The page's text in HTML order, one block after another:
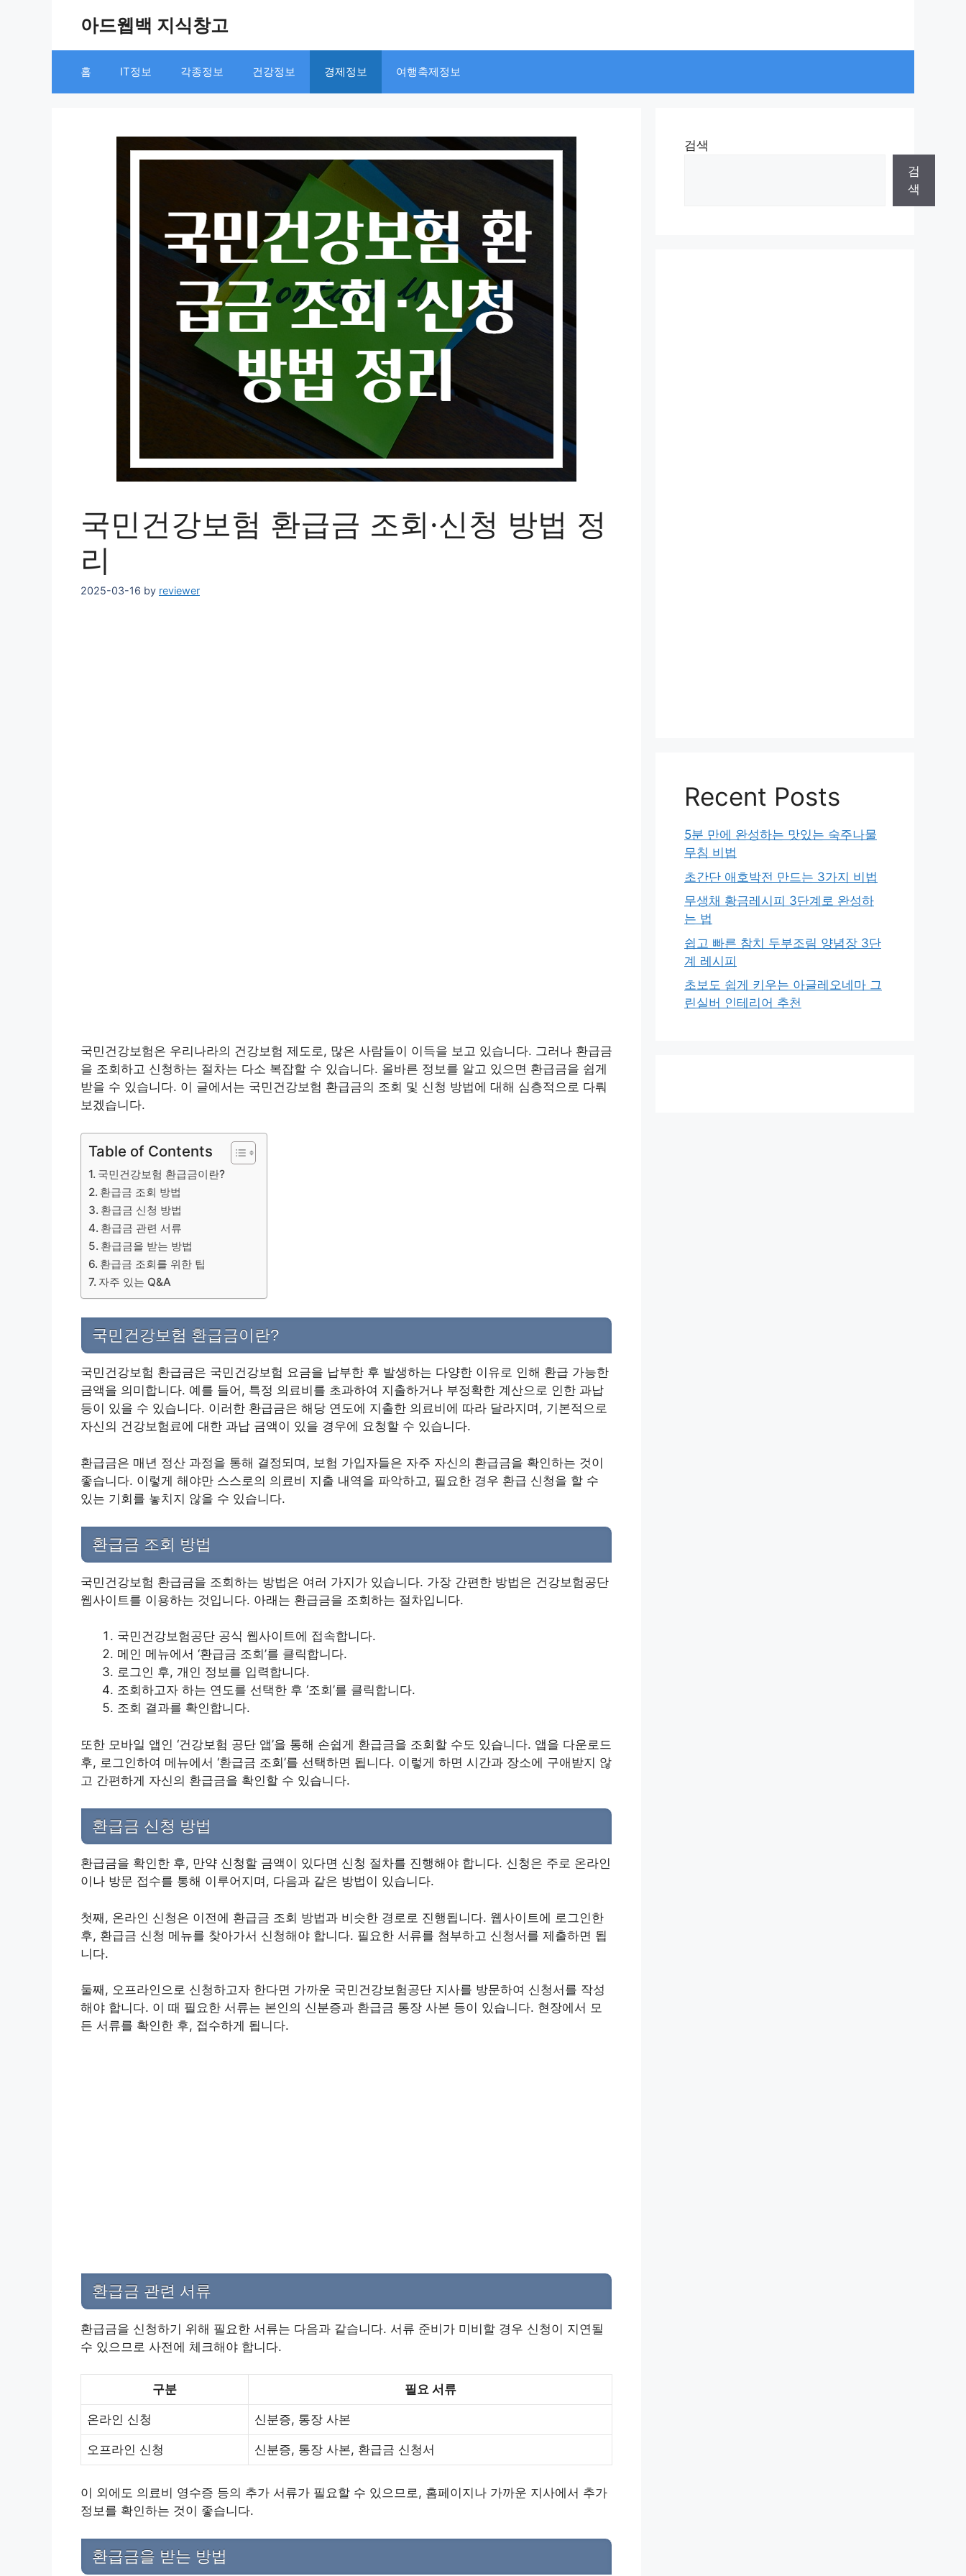
아드웹백 지식창고
홈 IT정보 각종정보 건강정보 경제정보 여행축제정보
국민건강보험 환급금 조회·신청 방법 정
리
2025-03-16 by reviewer
국민건강보험은 우리나라의 건강보험 제도로, 많은 사람들이 이득을 보고 있습니다. 그러나 환급금
을 조회하고 신청하는 절차는 다소 복잡할 수 있습니다. 올바른 정보를 알고 있으면 환급금을 쉽게
받을 수 있습니다. 이 글에서는 국민건강보험 환급금의 조회 및 신청 방법에 대해 심층적으로 다뤄
보겠습니다.
Table of Contents
국민건강보험 환급금이란?
환급금 조회 방법
환급금 신청 방법
환급금 관련 서류
환급금을 받는 방법
환급금 조회를 위한 팁
자주 있는 Q&A
국민건강보험 환급금이란?
국민건강보험 환급금은 국민건강보험 요금을 납부한 후 발생하는 다양한 이유로 인해 환급 가능한
금액을 의미합니다. 예를 들어, 특정 의료비를 초과하여 지출하거나 부정확한 계산으로 인한 과납
등이 있을 수 있습니다. 이러한 환급금은 해당 연도에 지출한 의료비에 따라 달라지며, 기본적으로
자신의 건강보험료에 대한 과납 금액이 있을 경우에 요청할 수 있습니다.
환급금은 매년 정산 과정을 통해 결정되며, 보험 가입자들은 자주 자신의 환급금을 확인하는 것이
좋습니다. 이렇게 해야만 스스로의 의료비 지출 내역을 파악하고, 필요한 경우 환급 신청을 할 수
있는 기회를 놓치지 않을 수 있습니다.
환급금 조회 방법
국민건강보험 환급금을 조회하는 방법은 여러 가지가 있습니다. 가장 간편한 방법은 건강보험공단
웹사이트를 이용하는 것입니다. 아래는 환급금을 조회하는 절차입니다.
국민건강보험공단 공식 웹사이트에 접속합니다.
메인 메뉴에서 ‘환급금 조회’를 클릭합니다.
로그인 후, 개인 정보를 입력합니다.
조회하고자 하는 연도를 선택한 후 ‘조회’를 클릭합니다.
조회 결과를 확인합니다.
또한 모바일 앱인 ‘건강보험 공단 앱’을 통해 손쉽게 환급금을 조회할 수도 있습니다. 앱을 다운로드
후, 로그인하여 메뉴에서 ‘환급금 조회’를 선택하면 됩니다. 이렇게 하면 시간과 장소에 구애받지 않
고 간편하게 자신의 환급금을 확인할 수 있습니다.
환급금 신청 방법
환급금을 확인한 후, 만약 신청할 금액이 있다면 신청 절차를 진행해야 합니다. 신청은 주로 온라인
이나 방문 접수를 통해 이루어지며, 다음과 같은 방법이 있습니다.
첫째, 온라인 신청은 이전에 환급금 조회 방법과 비슷한 경로로 진행됩니다. 웹사이트에 로그인한
후, 환급금 신청 메뉴를 찾아가서 신청해야 합니다. 필요한 서류를 첨부하고 신청서를 제출하면 됩
니다.
둘째, 오프라인으로 신청하고자 한다면 가까운 국민건강보험공단 지사를 방문하여 신청서를 작성
해야 합니다. 이 때 필요한 서류는 본인의 신분증과 환급금 통장 사본 등이 있습니다. 현장에서 모
든 서류를 확인한 후, 접수하게 됩니다.
환급금 관련 서류
환급금을 신청하기 위해 필요한 서류는 다음과 같습니다. 서류 준비가 미비할 경우 신청이 지연될
수 있으므로 사전에 체크해야 합니다.
구분 필요 서류
온라인 신청 신분증, 통장 사본
오프라인 신청 신분증, 통장 사본, 환급금 신청서
이 외에도 의료비 영수증 등의 추가 서류가 필요할 수 있으므로, 홈페이지나 가까운 지사에서 추가
정보를 확인하는 것이 좋습니다.
환급금을 받는 방법
검색
검
색
Recent Posts
5분 만에 완성하는 맛있는 숙주나물
무침 비법
초간단 애호박전 만드는 3가지 비법
무생채 황금레시피 3단계로 완성하
는 법
쉽고 빠른 참치 두부조림 양념장 3단
계 레시피
초보도 쉽게 키우는 아글레오네마 그
린실버 인테리어 추천